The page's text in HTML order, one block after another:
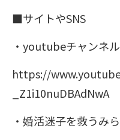
■サイトやSNS
・youtubeチャンネ
https://
_Z1i10nuDBAdNwA
・婚活迷子を救うみ